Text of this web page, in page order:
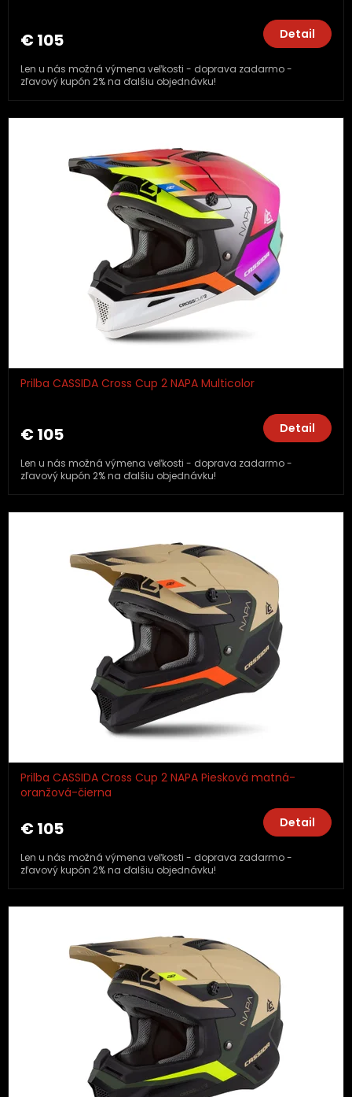
€ 105 Detail
Len u nás možná výmena veľkosti - doprava zadarmo -
zľavový kupón 2% na ďalšiu objednávku!
Prilba CASSIDA Cross Cup 2 NAPA Multicolor
€ 105 Detail
Len u nás možná výmena veľkosti - doprava zadarmo -
zľavový kupón 2% na ďalšiu objednávku!
Prilba CASSIDA Cross Cup 2 NAPA Piesková matná-
oranžová-čierna
€ 105 Detail
Len u nás možná výmena veľkosti - doprava zadarmo -
zľavový kupón 2% na ďalšiu objednávku!